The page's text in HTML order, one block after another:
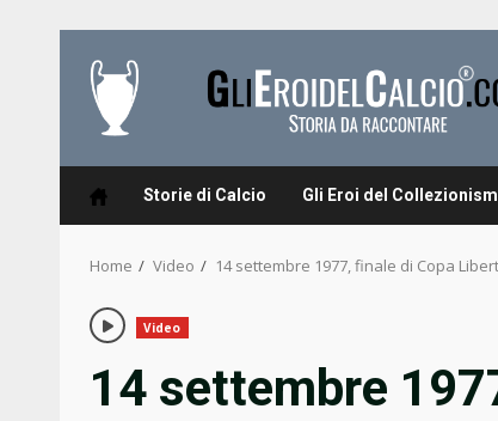
content
Storie di Calcio Gli Eroi del
Home Video 14 settembre 1977, finale di Copa
Video
14 settembre